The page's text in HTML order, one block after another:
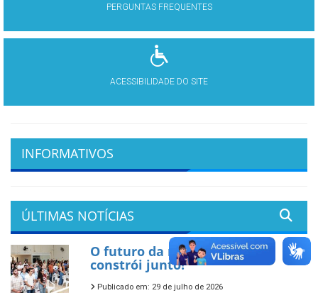
PERGUNTAS FREQUENTES
ACESSIBILIDADE DO SITE
INFORMATIVOS
ÚLTIMAS NOTÍCIAS
O futuro da nossa cidade se
constrói junto!
Publicado em: 29 de julho de 2026